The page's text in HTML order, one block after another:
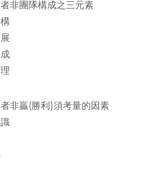
非團隊構成之三元素
非贏(勝利)須考量的因素